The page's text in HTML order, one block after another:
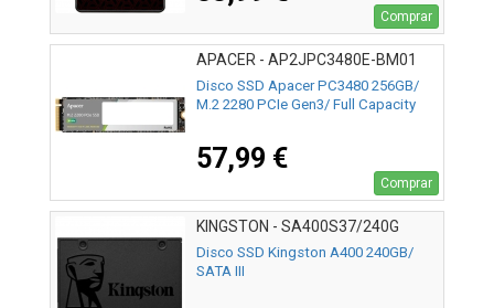
Comprar
APACER - AP2JPC3480E-BM01
Disco SSD Apacer PC3480 256GB/
M.2 2280 PCIe Gen3/ Full Capacity
57,99 €
Comprar
KINGSTON - SA400S37/240G
Disco SSD Kingston A400 240GB/
SATA III